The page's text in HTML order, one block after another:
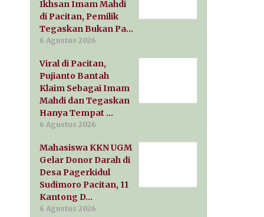
Ikhsan Imam Mahdi
di Pacitan, Pemilik
Tegaskan Bukan Pa…
6 Agustus 2026
Viral di Pacitan,
Pujianto Bantah
Klaim Sebagai Imam
Mahdi dan Tegaskan
Hanya Tempat …
6 Agustus 2026
Mahasiswa KKN UGM
Gelar Donor Darah di
Desa Pagerkidul
Sudimoro Pacitan, 11
Kantong D…
6 Agustus 2026